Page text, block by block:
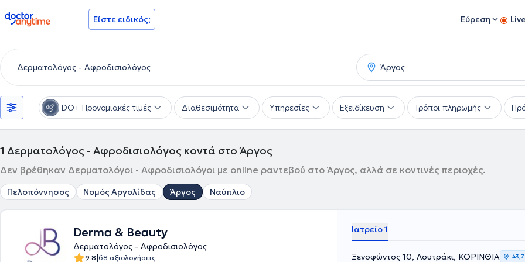
doctoranytime Είστε ειδικός; Εύρεση
DO+ Προνομιακές τιμές Διαθεσιμότητα Υπηρεσίες Εξειδίκευση Τρόποι πληρωμής
1 Δερματολόγος - Αφροδισιολόγος κοντά στο Άργος
Δεν βρέθηκαν Δερματολόγοι - Αφροδισιολόγοι με online ραντεβού στο Άργος, αλλά σε κοντινές περιοχές.
Πελοπόννησος Νομός Αργολίδας Άργος Ναύπλιο
Derma & Beauty
Δερματολόγος - Αφροδισιολόγος
9.8|68 αξιολογήσεις
Ιατρείο 1
Ξενοφώντος 10, Λουτράκι, ΚΟΡΙΝΘΙΑ